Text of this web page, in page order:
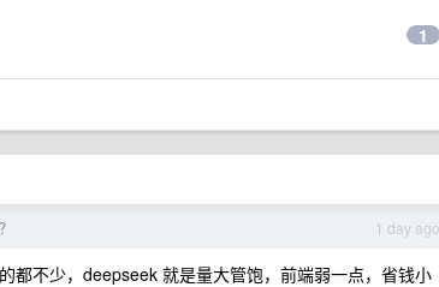
1
1 day ago
都不少，deepseek 就是量大管饱，前端弱一点，省钱小